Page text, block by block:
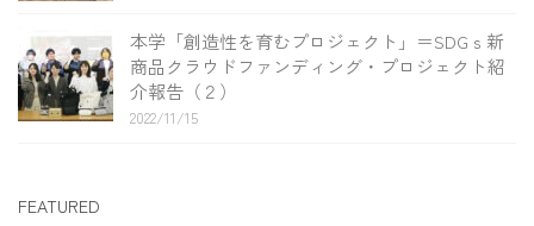
本学「創造性を育むプロジェクト」＝SDGｓ新
商品クラウドファンディング・プロジェクト紹
介報告（２）
2022/11/15
FEATURED